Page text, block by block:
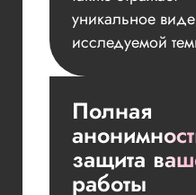
уникальное
исследуемой
Полная
защита
работы